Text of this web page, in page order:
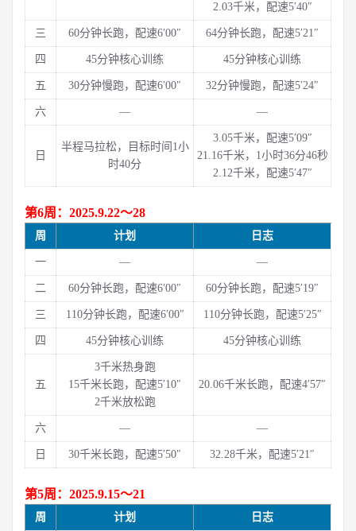
2.03千米，配速5′40″
三 60分钟长跑，配速6′00″ 64分钟长跑，配速5′21″
四 45分钟核心训练 45分钟核心训练
五 30分钟慢跑，配速6′00″ 32分钟慢跑，配速5′24″
六 — —
日
半程马拉松，目标时间1小
时40分
3.05千米，配速5′09″
21.16千米，1小时36分46秒
2.12千米，配速5′47″
第6周：2025.9.22～28
周 计划 日志
一 — —
二 60分钟长跑，配速6′00″ 60分钟长跑，配速5′19″
三 110分钟长跑，配速6′00″ 110分钟长跑，配速5′25″
四 45分钟核心训练 45分钟核心训练
五
3千米热身跑
15千米长跑，配速5′10″
2千米放松跑
20.06千米长跑，配速4′57″
六 — —
日 30千米长跑，配速5′50″ 32.28千米，配速5′21″
第5周：2025.9.15～21
周 计划 日志